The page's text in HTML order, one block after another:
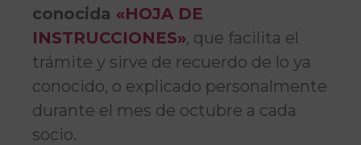
conocida «HOJA DE
INSTRUCCIONES», que facilita el
trámite y sirve de recuerdo de lo ya
conocido, o explicado personalmente
durante el mes de octubre a cada
socio.